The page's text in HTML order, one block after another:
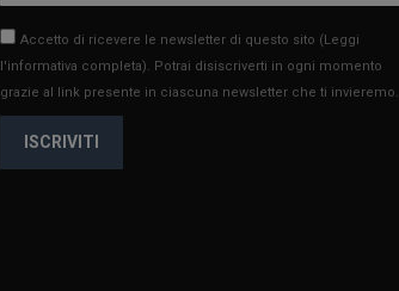
Accetto di ricevere le newsletter di questo sito (Leggi
l'informativa completa). Potrai disiscriverti in ogni momento
grazie al link presente in ciascuna newsletter che ti invieremo.
ISCRIVITI